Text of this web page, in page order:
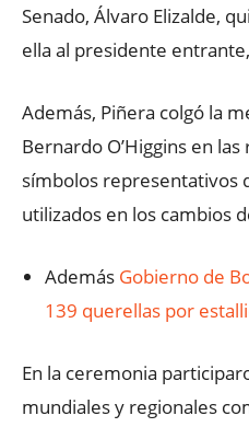
Senado, Álvaro Elizalde,
ella al presidente
Además, Piñera colgó la
Bernardo O’Higgins en
símbolos representativos
utilizados en los cambios
Además Gobierno de
139 querellas por
En la ceremonia
mundiales y regionales